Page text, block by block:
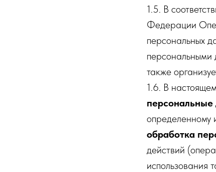
1.5. В
Федерации
персональных
персональными
также
1.6. В
определенному
обработка
действий
использования